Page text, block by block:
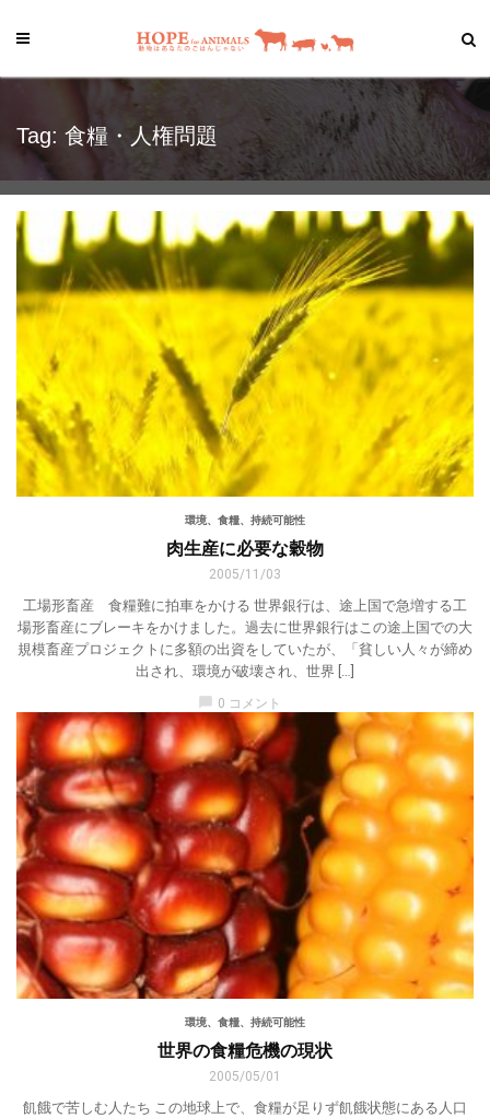
Tag: 食糧・人権問題
環境、食糧、持続可能性
肉生産に必要な穀物
2005/11/03
工場形畜産 食糧難に拍車をかける 世界銀行は、途上国で急増する工
場形畜産にブレーキをかけました。過去に世界銀行はこの途上国での大
規模畜産プロジェクトに多額の出資をしていたが、「貧しい人々が締め
出され、環境が破壊され、世界 […]
chat_bubble 0 コメント
環境、食糧、持続可能性
世界の食糧危機の現状
2005/05/01
飢餓で苦しむ人たち この地球上で、食糧が足りず飢餓状態にある人口